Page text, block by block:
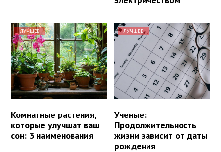
ЛУЧШЕЕ
Комнатные растения,
которые улучшат ваш
сон: 3 наименования
ЛУЧШЕЕ
Ученые:
Продолжительность
жизни зависит от даты
рождения